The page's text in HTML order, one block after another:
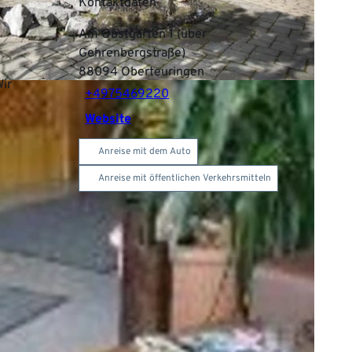
Am Obstgarten 1 (über
Gehrenbergstraße)
88094Oberteuringen
+4975469220
Website
Anreise mit dem Auto
Anreise mit öffentlichen Verkehrsmitteln